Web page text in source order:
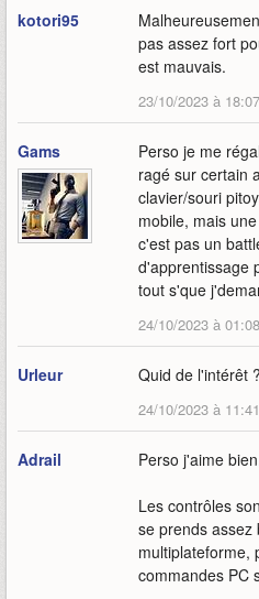
kotori95
pas assez fort
est mauvais.
23/10/2023 à
Gams
Perso je me
ragé sur certain
clavier/souri
mobile, mais
c'est pas un
d'apprentissage
tout s'que
24/10/2023 à
Urleur Quid de l'intérêt
24/10/2023 à
Adrail Perso j'aime
Les contrôles
se prends assez
multiplateforme,
commandes PC